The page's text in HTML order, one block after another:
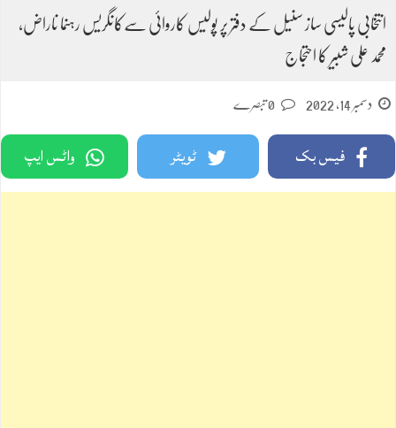
انتخابی پالیسی ساز سنیل کے دفتر پر پولیس کاروائی سےکانگریس رہنما ناراض،
محمد علی شبیر کا احتجاج
دسمبر 14, 2022
فیس بک ٹویٹر واٹس ایپ